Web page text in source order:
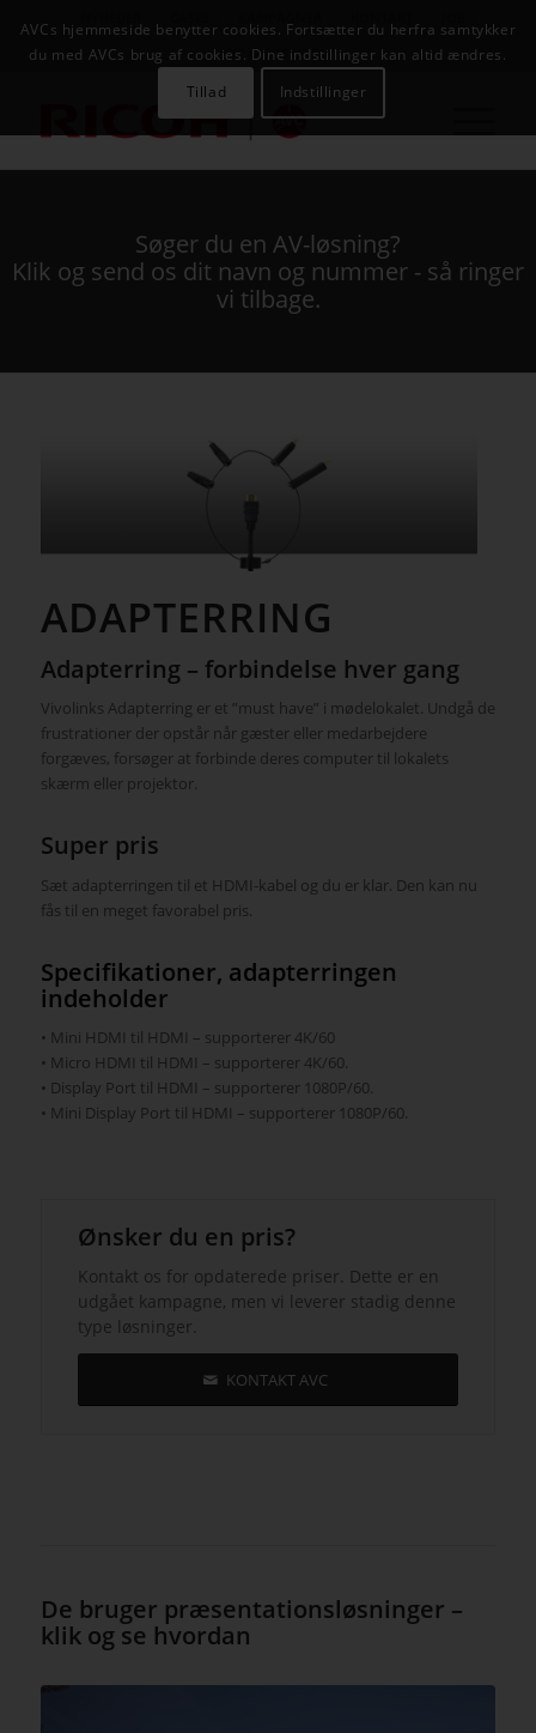
AVC INFOSYSTEM
Søger du en AV-løsning?
Klik og send os dit navn og nummer - så ringer
vi tilbage.
ADAPTERRING
Adapterring – forbindelse hver gang
Vivolinks Adapterring er et ”must have” i mødelokalet. Undgå de
frustrationer der opstår når gæster eller medarbejdere
forgæves, forsøger at forbinde deres computer til lokalets
skærm eller projektor.
Super pris
Sæt adapterringen til et HDMI-kabel og du er klar. Den kan nu
fås til en meget favorabel pris.
Specifikationer, adapterringen
indeholder
• Mini HDMI til HDMI – supporterer 4K/60
• Micro HDMI til HDMI – supporterer 4K/60.
• Display Port til HDMI – supporterer 1080P/60.
• Mini Display Port til HDMI – supporterer 1080P/60.
Ønsker du en pris?
Kontakt os for opdaterede priser. Dette er en
udgået kampagne, men vi leverer stadig denne
type løsninger.
KONTAKT AVC
De bruger præsentationsløsninger –
klik og se hvordan
AVCs hjemmeside benytter cookies. Fortsætter du herfra samtykker
du med AVCs brug af cookies. Dine indstillinger kan altid ændres.
Tillad
Indstillinger